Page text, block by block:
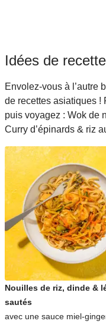
Idées de
Envolez-vous à l’autre
de recettes asiatiques !
puis voyagez : Wok de
Curry d’épinards & riz
Nouilles de riz, dinde &
sautés
avec une sauce miel-